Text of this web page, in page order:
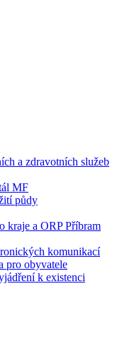
a zdravotních služeb
MF
půdy
kraje a ORP Příbram
komunikací
pro obyvatele
k existenci